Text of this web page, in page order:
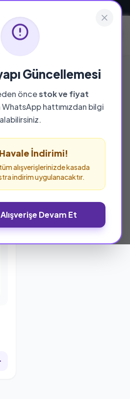
Güncellemesi
öncestok ve fiyat
WhatsApp hattımızdan bilgi
alabilirsiniz.
İndirimi!
alışverişlerinizde kasada
indirim uygulanacaktır.
Devam Et
Kitapları
yayınevine ait tüm eserleri
ve güvenle sipariş